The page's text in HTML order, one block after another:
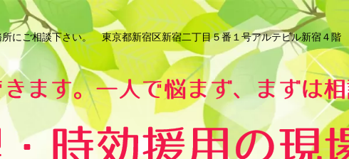
所にご相談下さい。 東京都新宿区新宿二丁目５番１号アルテビル新宿４